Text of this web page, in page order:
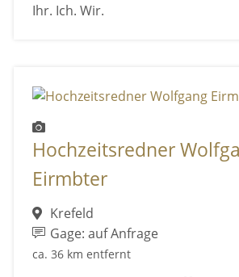
Ihr. Ich. Wir.
Hochzeitsredner
Eirmbter
Krefeld
Gage: auf Anfrage
ca. 36 km entfernt